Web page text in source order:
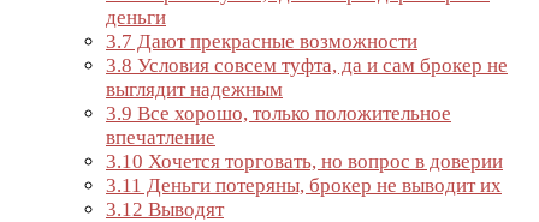
деньги
3.7 Дают прекрасные возможности
3.8 Условия совсем туфта, да и сам брокер не
выглядит надежным
3.9 Все хорошо, только положительное
впечатление
3.10 Хочется торговать, но вопрос в доверии
3.11 Деньги потеряны, брокер не выводит их
3.12 Выводят